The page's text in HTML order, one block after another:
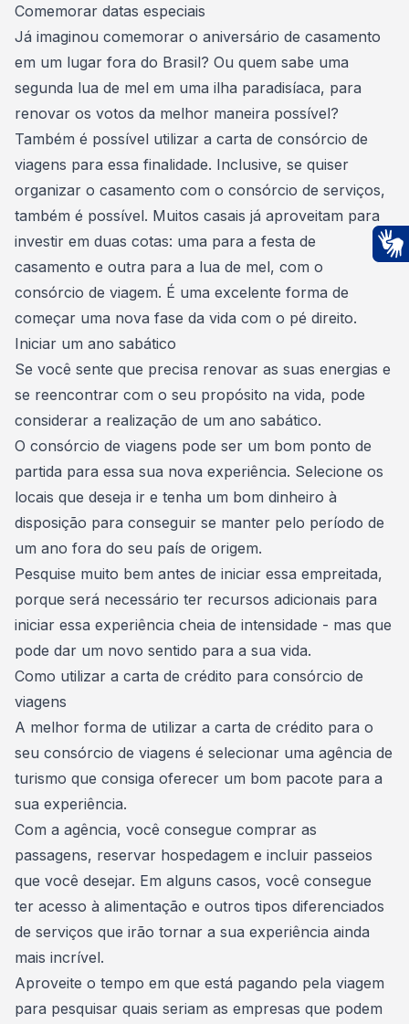
Comemorar datas especiais
Já imaginou comemorar o aniversário de casamento
em um lugar fora do Brasil? Ou quem sabe uma
segunda lua de mel em uma ilha paradisíaca, para
renovar os votos da melhor maneira possível?
Também é possível utilizar a carta de consórcio de
viagens para essa finalidade. Inclusive, se quiser
organizar o casamento com o consórcio de serviços,
também é possível. Muitos casais já aproveitam para
investir em duas cotas: uma para a festa de
casamento e outra para a lua de mel, com o
consórcio de viagem. É uma excelente forma de
começar uma nova fase da vida com o pé direito.
Iniciar um ano sabático
Se você sente que precisa renovar as suas energias e
se reencontrar com o seu propósito na vida, pode
considerar a realização de um ano sabático.
O consórcio de viagens pode ser um bom ponto de
partida para essa sua nova experiência. Selecione os
locais que deseja ir e tenha um bom dinheiro à
disposição para conseguir se manter pelo período de
um ano fora do seu país de origem.
Pesquise muito bem antes de iniciar essa empreitada,
porque será necessário ter recursos adicionais para
iniciar essa experiência cheia de intensidade - mas que
pode dar um novo sentido para a sua vida.
Como utilizar a carta de crédito para consórcio de
viagens
A melhor forma de utilizar a carta de crédito para o
seu consórcio de viagens é selecionar uma agência de
turismo que consiga oferecer um bom pacote para a
sua experiência.
Com a agência, você consegue comprar as
passagens, reservar hospedagem e incluir passeios
que você desejar. Em alguns casos, você consegue
ter acesso à alimentação e outros tipos diferenciados
de serviços que irão tornar a sua experiência ainda
mais incrível.
Aproveite o tempo em que está pagando pela viagem
para pesquisar quais seriam as empresas que podem